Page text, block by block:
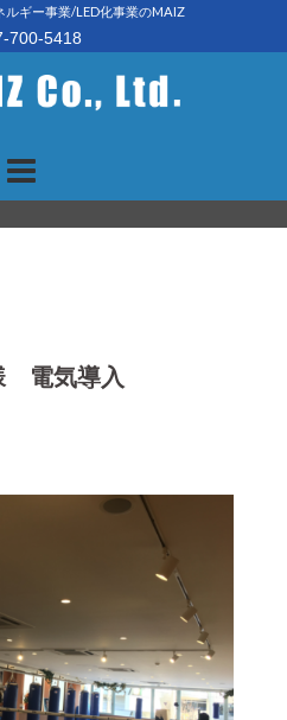
ルギー事業/LED化事業のMAIZ
700-5418
電気導入